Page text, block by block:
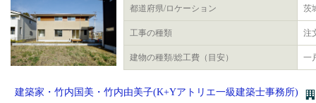
都道府県/ロケーション 茨
工事の種類 注
建物の種類/総工費（目安） 一
建築家・竹内国美・竹内由美子(K+Yアトリエ一級建築士事務所)